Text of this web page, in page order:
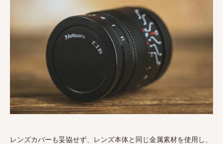
レンズカバーも妥協せず、レンズ本体と同じ金属素材を使用し、